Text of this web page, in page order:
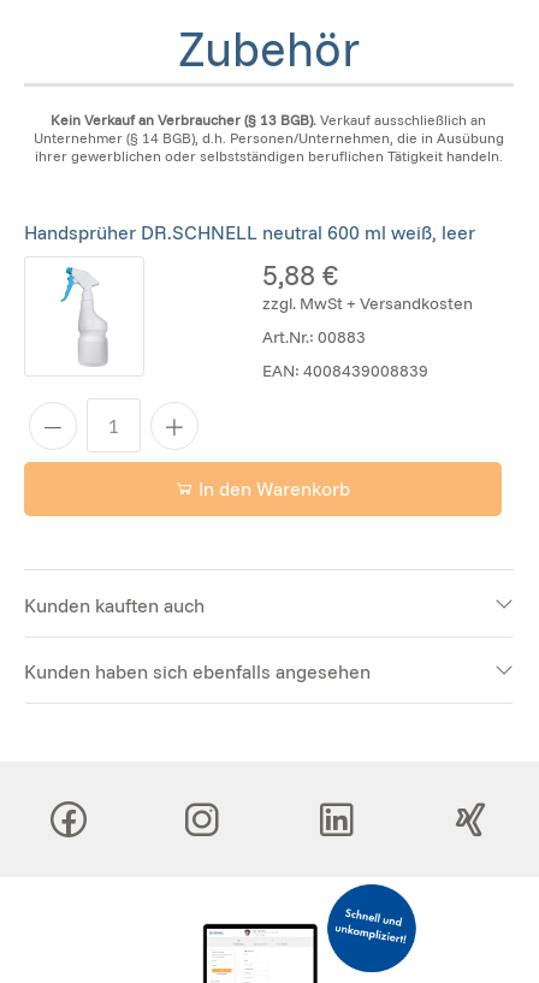
Zubehör
Kein Verkauf an Verbraucher (§ 13 BGB). Verkauf ausschließlich an
Unternehmer (§ 14 BGB), d.h. Personen/Unternehmen, die in Ausübung
ihrer gewerblichen oder selbstständigen beruflichen Tätigkeit handeln.
Handsprüher DR.SCHNELL neutral 600 ml weiß, leer
5,88 €
zzgl. MwSt + Versandkosten
Art.Nr.:00883
EAN:4008439008839
In den Warenkorb
Kunden kauften auch
Kunden haben sich ebenfalls angesehen